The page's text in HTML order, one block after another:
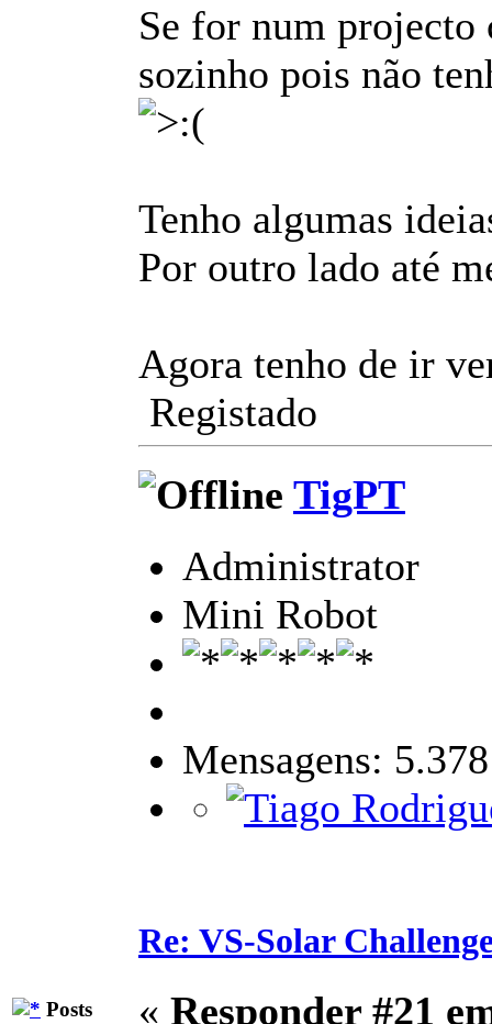
Posts
Se for num
sozinho pois não
Tenho algumas
Por outro lado até
Agora tenho de ir
Registado
TigPT
Administrator
Mini Robot
Mensagens: 5.378
Re: VS-Solar
« Responder #21